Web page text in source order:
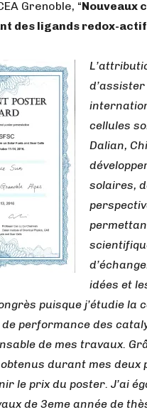
Grenoble, “Nouveaux
des ligands redox-
cellules
Dalian,
solaires,
idées et
puisque j’étudie la
de performance des
de mes travaux.
durant mes deux
le prix du poster. J’ai
de 3eme année de